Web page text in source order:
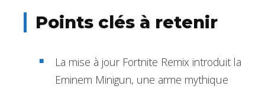
Points clés à retenir
La mise à jour Fortnite Remix introduit la
Eminem Minigun, une arme mythique